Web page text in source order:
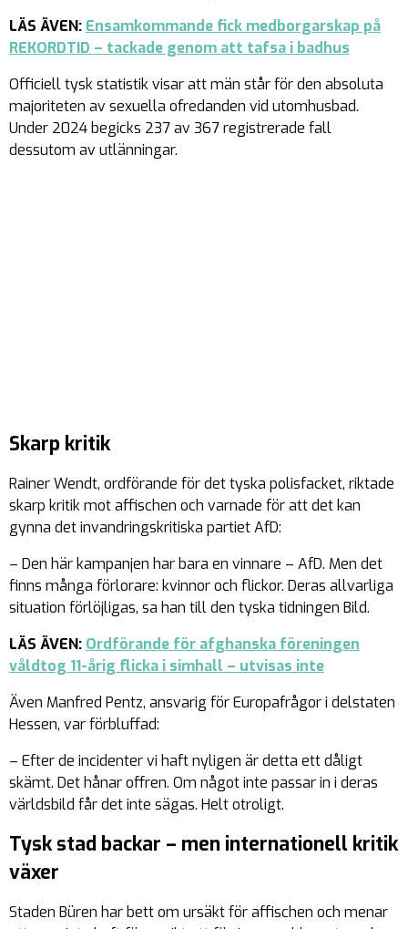
LÄS ÄVEN: Ensamkommande fick medborgarskap på
REKORDTID – tackade genom att tafsa i badhus
Officiell tysk statistik visar att män står för den absoluta
majoriteten av sexuella ofredanden vid utomhusbad.
Under 2024 begicks 237 av 367 registrerade fall
dessutom av utlänningar.
Skarp kritik
Rainer Wendt, ordförande för det tyska polisfacket, riktade
skarp kritik mot affischen och varnade för att det kan
gynna det invandringskritiska partiet AfD:
– Den här kampanjen har bara en vinnare – AfD. Men det
finns många förlorare: kvinnor och flickor. Deras allvarliga
situation förlöjligas, sa han till den tyska tidningen Bild.
LÄS ÄVEN: Ordförande för afghanska föreningen
våldtog 11-årig flicka i simhall – utvisas inte
Även Manfred Pentz, ansvarig för Europafrågor i delstaten
Hessen, var förbluffad:
– Efter de incidenter vi haft nyligen är detta ett dåligt
skämt. Det hånar offren. Om något inte passar in i deras
världsbild får det inte sägas. Helt otroligt.
Tysk stad backar – men internationell kritik
växer
Staden Büren har bett om ursäkt för affischen och menar